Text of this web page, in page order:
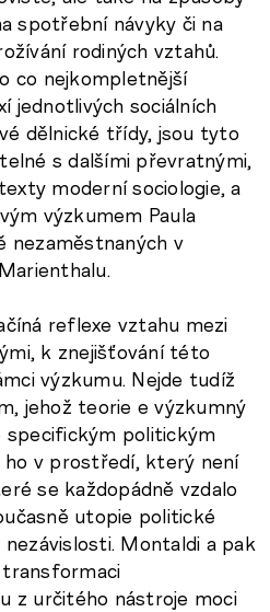
spotřební návyky či na
rodiných vztahů.
co nejkompletnější
jednotlivých sociálních
dělnické třídy, jsou tyto
s dalšími převratnými,
moderní sociologie, a
výzkumem Paula
nezaměstnaných v
reflexe vztahu mezi
k znejišťování této
výzkumu. Nejde tudíž
jehož teorie e výzkumný
specifickým politickým
v prostředí, který není
se každopádně vzdalo
utopie politické
Montaldi a pak
transformaci
z určitého nástroje moci